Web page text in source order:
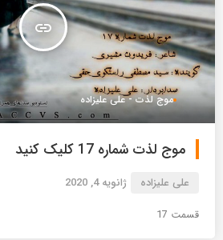
insert_link
موج لذت - علی علیزاده
موج لذت شماره 17 کلیک کنید
علی علیزاده ژانویه 4, 2020
قسمت 17